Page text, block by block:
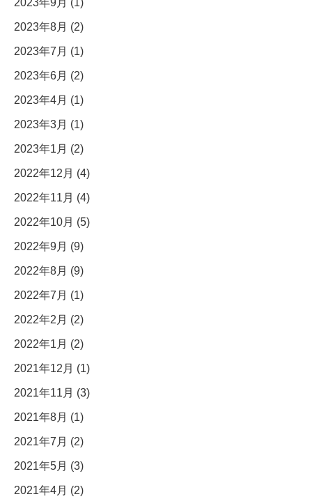
2023年9月 (1)
2023年8月 (2)
2023年7月 (1)
2023年6月 (2)
2023年4月 (1)
2023年3月 (1)
2023年1月 (2)
2022年12月 (4)
2022年11月 (4)
2022年10月 (5)
2022年9月 (9)
2022年8月 (9)
2022年7月 (1)
2022年2月 (2)
2022年1月 (2)
2021年12月 (1)
2021年11月 (3)
2021年8月 (1)
2021年7月 (2)
2021年5月 (3)
2021年4月 (2)